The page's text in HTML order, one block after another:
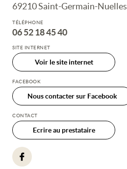
69210 Saint-Germain-Nuelles
TÉLÉPHONE
06 52 18 45 40
SITE INTERNET
Voir le site internet
FACEBOOK
Nous contacter sur Facebook
CONTACT
Ecrire au prestataire